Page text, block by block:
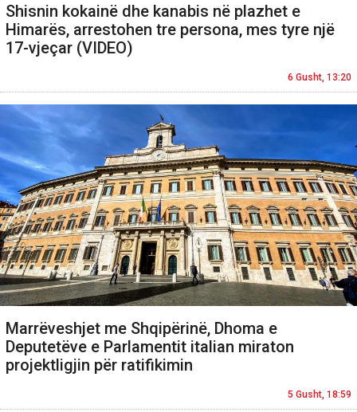
Shisnin kokainë dhe kanabis në plazhet e
Himarës, arrestohen tre persona, mes tyre një
17-vjeçar (VIDEO)
6 Gusht, 13:20
Marrëveshjet me Shqipërinë, Dhoma e
Deputetëve e Parlamentit italian miraton
projektligjin për ratifikimin
5 Gusht, 18:59